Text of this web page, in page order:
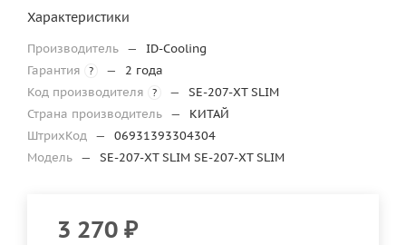
Характеристики
Производитель —
ID-Cooling
Гарантия
? —
2 года
Код производителя
? —
SE-207-XT SLIM
Страна производитель —
КИТАЙ
ШтрихКод —
06931393304304
Модель — SE-207-XT SLIM SE-207-XT SLIM
3 270 ₽